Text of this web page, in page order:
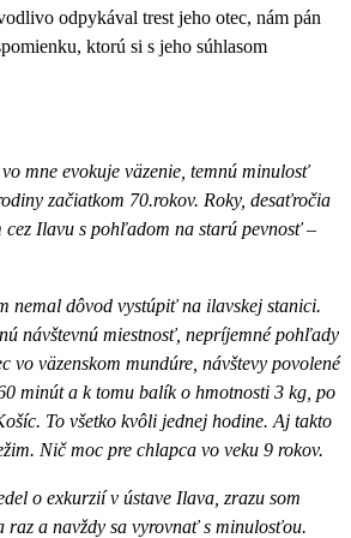
odpykával trest jeho otec, nám pán
ktorú si s jeho súhlasom
mne evokuje väzenie, temnú minulosť
začiatkom 70.rokov. Roky, desaťročia
cez Ilavu s pohľadom na starú pevnosť –
nemal dôvod vystúpiť na ilavskej stanici.
návštevnú miestnosť, nepríjemné pohľady
vo väzenskom mundúre, návštevy povolené
minút a k tomu balík o hmotnosti 3 kg, po
To všetko kvôli jednej hodine. Aj takto
Nič moc pre chlapca vo veku 9 rokov.
o exkurzií v ústave Ilava, zrazu som
a navždy sa vyrovnať s minulosťou.